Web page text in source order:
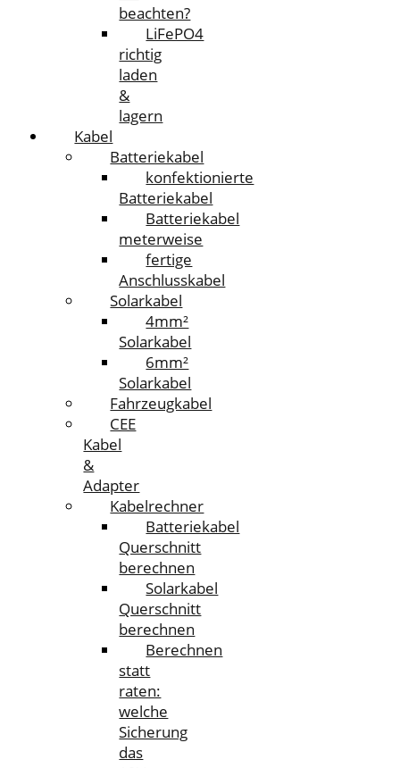
beachten?
LiFePO4
richtig
laden
&
lagern
Kabel
Batteriekabel
konfektionierte
Batteriekabel
Batteriekabel
meterweise
fertige
Anschlusskabel
Solarkabel
4mm²
Solarkabel
6mm²
Solarkabel
Fahrzeugkabel
CEE
Kabel
&
Adapter
Kabelrechner
Batteriekabel
Querschnitt
berechnen
Solarkabel
Querschnitt
berechnen
Berechnen
statt
raten:
welche
Sicherung
das